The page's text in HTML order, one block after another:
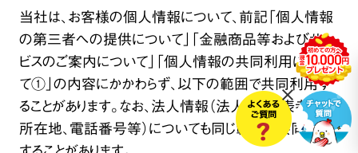
当社は､お客様の個人情報について、前記「個人情報
の第三者への提供について」「金融商品等およびサー
ビスのご案内について」「個人情報の共同利用につい
て①」の内容にかかわらず、以下の範囲で共同利用す
ることがあります。なお、法人情報（法人名、代表者名、
所在地、電話番号等）についても同じ範囲で共同利用